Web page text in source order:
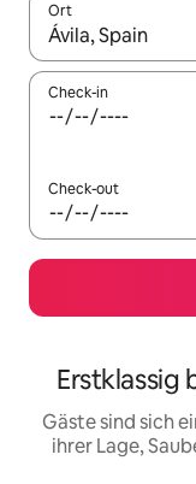
Ort
Wenn Ergebnisse
Check-in
Check-out
Erstklassig
Gäste sind sich
ihrer Lage,